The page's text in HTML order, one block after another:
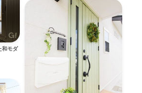
和モダ